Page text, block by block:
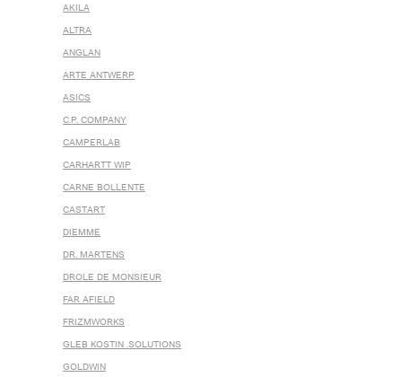
AKILA
ALTRA
ANGLAN
ARTE ANTWERP
ASICS
C.P. COMPANY
CAMPERLAB
CARHARTT WIP
CARNE BOLLENTE
CASTART
DIEMME
DR. MARTENS
DROLE DE MONSIEUR
FAR AFIELD
FRIZMWORKS
GLEB KOSTIN .SOLUTIONS
GOLDWIN